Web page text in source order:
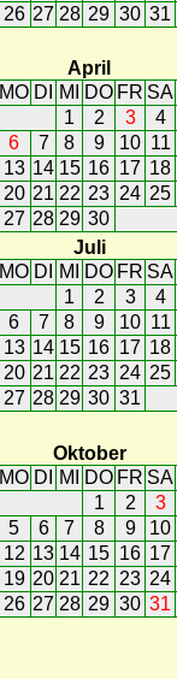
26 27 28 29 30 31
April
MO DI MI DO FR SA
1 2 3 4
6 7 8 9 10 11
13 14 15 16 17 18
20 21 22 23 24 25
27 28 29 30
Juli
MO DI MI DO FR SA
1 2 3 4
6 7 8 9 10 11
13 14 15 16 17 18
20 21 22 23 24 25
27 28 29 30 31
Oktober
MO DI MI DO FR SA
1 2 3
5 6 7 8 9 10
12 13 14 15 16 17
19 20 21 22 23 24
26 27 28 29 30 31